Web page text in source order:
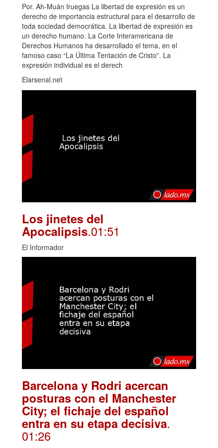
Por. Ah-Muán Iruegas La libertad de expresión es un
derecho de importancia estructural para el desarrollo de
toda sociedad democrática. La libertad de expresión es
un derecho humano. La Corte Interamericana de
Derechos Humanos ha desarrollado el tema, en el
famoso caso “La Última Tentación de Cristo”. La
expresión individual es el derech
Elarsenal.net
Los jinetes del
Apocalipsis.01:51
El Informador
Barcelona y Rodri acercan
posturas con el Manchester
City; el fichaje del español
entra en su etapa decisiva.
01:26